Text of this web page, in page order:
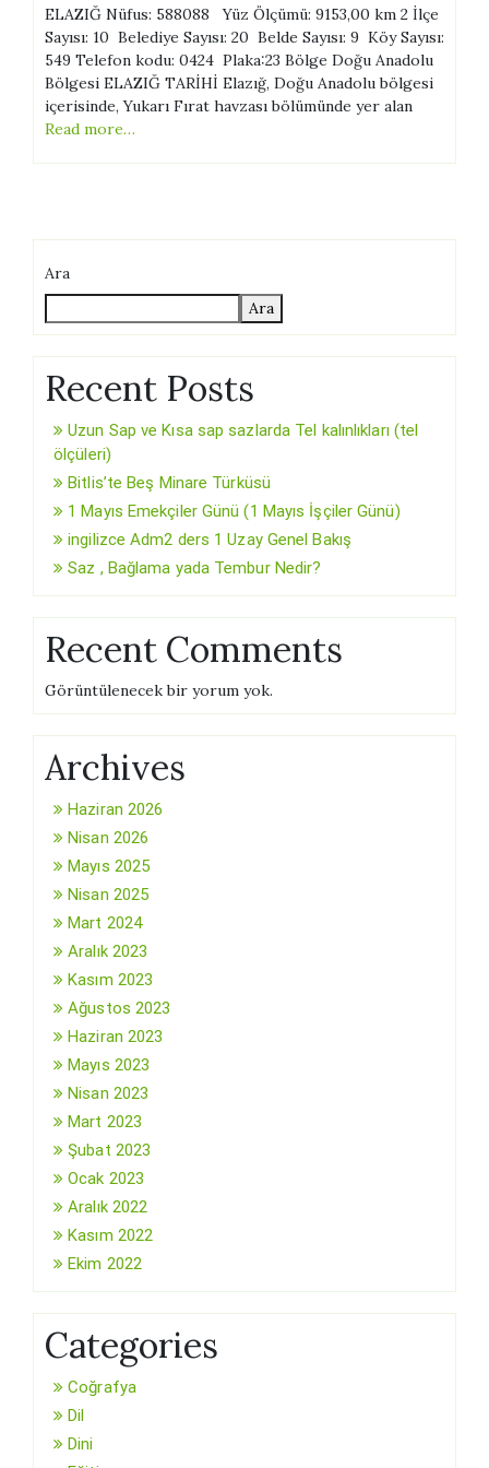
ELAZIĞ Nüfus: 588088 Yüz Ölçümü: 9153,00 km 2 İlçe
Sayısı: 10 Belediye Sayısı: 20 Belde Sayısı: 9 Köy Sayısı:
549 Telefon kodu: 0424 Plaka:23 Bölge Doğu Anadolu
Bölgesi ELAZIĞ TARİHİ Elazığ, Doğu Anadolu bölgesi
içerisinde, Yukarı Fırat havzası bölümünde yer alan
Read more…
Ara
Ara
Recent Posts
Uzun Sap ve Kısa sap sazlarda Tel kalınlıkları (tel
ölçüleri)
Bitlis’te Beş Minare Türküsü
1 Mayıs Emekçiler Günü (1 Mayıs İşçiler Günü)
ingilizce Adm2 ders 1 Uzay Genel Bakış
Saz , Bağlama yada Tembur Nedir?
Recent Comments
Görüntülenecek bir yorum yok.
Archives
Haziran 2026
Nisan 2026
Mayıs 2025
Nisan 2025
Mart 2024
Aralık 2023
Kasım 2023
Ağustos 2023
Haziran 2023
Mayıs 2023
Nisan 2023
Mart 2023
Şubat 2023
Ocak 2023
Aralık 2022
Kasım 2022
Ekim 2022
Categories
Coğrafya
Dil
Dini